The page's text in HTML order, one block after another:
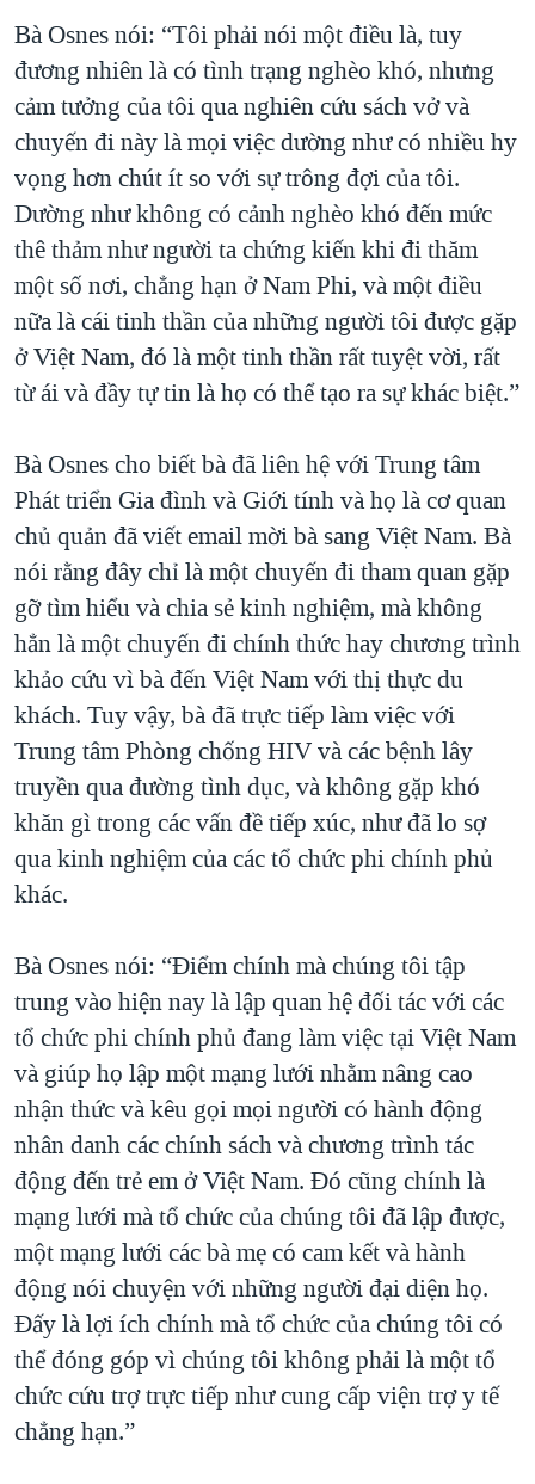
Bà Osnes nói: “Tôi phải nói một điều là, tuy
đương nhiên là có tình trạng nghèo khó, nhưng
cảm tưởng của tôi qua nghiên cứu sách vở và
chuyến đi này là mọi việc dường như có nhiều hy
vọng hơn chút ít so với sự trông đợi của tôi.
Dường như không có cảnh nghèo khó đến mức
thê thảm như người ta chứng kiến khi đi thăm
một số nơi, chẳng hạn ở Nam Phi, và một điều
nữa là cái tinh thần của những người tôi được gặp
ở Việt Nam, đó là một tinh thần rất tuyệt vời, rất
từ ái và đầy tự tin là họ có thể tạo ra sự khác biệt.”
Bà Osnes cho biết bà đã liên hệ với Trung tâm
Phát triển Gia đình và Giới tính và họ là cơ quan
chủ quản đã viết email mời bà sang Việt Nam. Bà
nói rằng đây chỉ là một chuyến đi tham quan gặp
gỡ tìm hiểu và chia sẻ kinh nghiệm, mà không
hẳn là một chuyến đi chính thức hay chương trình
khảo cứu vì bà đến Việt Nam với thị thực du
khách. Tuy vậy, bà đã trực tiếp làm việc với
Trung tâm Phòng chống HIV và các bệnh lây
truyền qua đường tình dục, và không gặp khó
khăn gì trong các vấn đề tiếp xúc, như đã lo sợ
qua kinh nghiệm của các tổ chức phi chính phủ
khác.
Bà Osnes nói: “Điểm chính mà chúng tôi tập
trung vào hiện nay là lập quan hệ đối tác với các
tổ chức phi chính phủ đang làm việc tại Việt Nam
và giúp họ lập một mạng lưới nhằm nâng cao
nhận thức và kêu gọi mọi người có hành động
nhân danh các chính sách và chương trình tác
động đến trẻ em ở Việt Nam. Đó cũng chính là
mạng lưới mà tổ chức của chúng tôi đã lập được,
một mạng lưới các bà mẹ có cam kết và hành
động nói chuyện với những người đại diện họ.
Đấy là lợi ích chính mà tổ chức của chúng tôi có
thể đóng góp vì chúng tôi không phải là một tổ
chức cứu trợ trực tiếp như cung cấp viện trợ y tế
chẳng hạn.”